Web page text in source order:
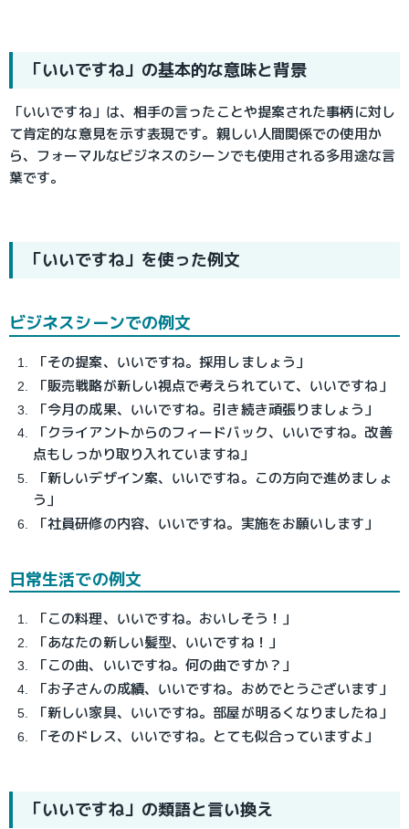
「いいですね」の基本的な意味と背景
「いいですね」は、相手の言ったことや提案された事柄に対し
て肯定的な意見を示す表現です。親しい人間関係での使用か
ら、フォーマルなビジネスのシーンでも使用される多用途な言
葉です。
「いいですね」を使った例文
ビジネスシーンでの例文
「その提案、いいですね。採用しましょう」
「販売戦略が新しい視点で考えられていて、いいですね」
「今月の成果、いいですね。引き続き頑張りましょう」
「クライアントからのフィードバック、いいですね。改善
点もしっかり取り入れていますね」
「新しいデザイン案、いいですね。この方向で進めましょ
う」
「社員研修の内容、いいですね。実施をお願いします」
日常生活での例文
「この料理、いいですね。おいしそう！」
「あなたの新しい髪型、いいですね！」
「この曲、いいですね。何の曲ですか？」
「お子さんの成績、いいですね。おめでとうございます」
「新しい家具、いいですね。部屋が明るくなりましたね」
「そのドレス、いいですね。とても似合っていますよ」
「いいですね」の類語と言い換え